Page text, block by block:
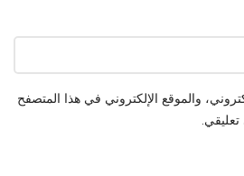
والموقع الإلكتروني في هذا المتصفح
تعليقي.